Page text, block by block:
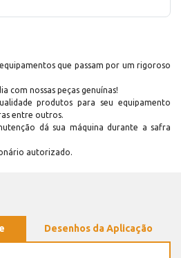
que passam por um rigoroso
com nossas peças genuínas!
produtos para seu equipamento
entre outros.
dá sua máquina durante a safra
autorizado.
Desenhos da Aplicação